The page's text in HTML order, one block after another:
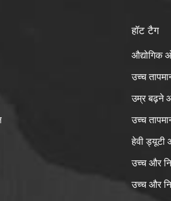
हॉट टैग
औद्योगिक
उच्च
उम्र बढ़ने
उच्च
हेवी ड्यूटी
उच्च और
उच्च और